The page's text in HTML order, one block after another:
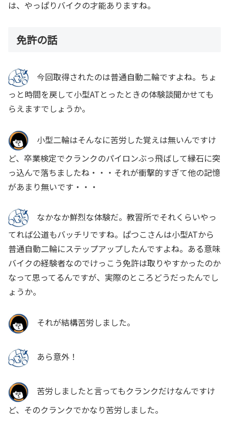
は、やっぱりバイクの才能ありますね。
免許の話
今回取得されたのは普通自動二輪ですよね。ちょ
っと時間を戻して小型ATとったときの体験談聞かせても
らえますでしょうか。
小型二輪はそんなに苦労した覚えは無いんですけ
ど、卒業検定でクランクのパイロンぶっ飛ばして縁石に突
っ込んで落ちましたね・・・それが衝撃的すぎて他の記憶
があまり無いです・・・
なかなか鮮烈な体験だ。教習所でそれくらいやっ
てれば公道もバッチリですね。ぱつこさんは小型ATから
普通自動二輪にステップアップしたんですよね。ある意味
バイクの経験者なのでけっこう免許は取りやすかったのか
なって思ってるんですが、実際のところどうだったんでし
ょうか。
それが結構苦労しました。
あら意外！
苦労しましたと言ってもクランクだけなんですけ
ど、そのクランクでかなり苦労しました。